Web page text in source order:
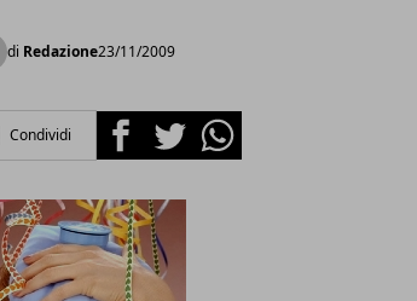
di Redazione23/11/2009
Condividi FacebookTwitterWhatsapp